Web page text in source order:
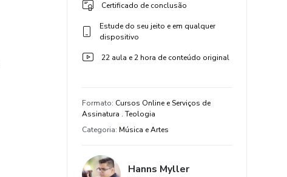
Certificado de conclusão
Estude do seu jeito e em qualquer
dispositivo
22 aula e 2 hora de conteúdo original
Formato: Cursos Online e Serviços de
Assinatura . Teologia
Categoria: Música e Artes
Hanns Myller